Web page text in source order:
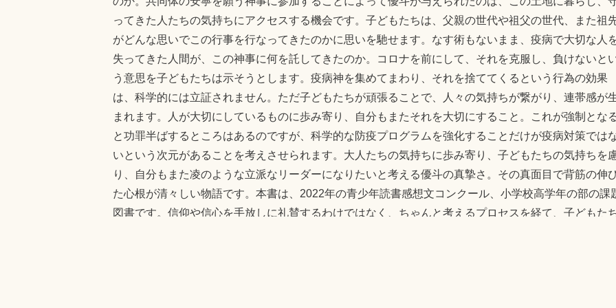
ってきた人たちの気持ちにアクセスする機会です。子どもたちは、父親の世代や祖父の世代、また祖
がどんな思いでこの行事を行なってきたのかに思いを馳せます。なす術もないまま、疫病で大切な人
失ってきた人間が、この神事に何を託してきたのか。コロナを前にして、それを克服し、負けないと
う意思を子どもたちは示そうとします。疫病神を集めてまわり、それを捨ててくるという行為の効果
は、科学的には立証されません。ただ子どもたちが頑張ることで、人々の気持ちが繋がり、連帯感が
まれます。人が大切にしているものに歩み寄り、自分もまたそれを大切にすること。これが強制とな
と功罪半ばするところはあるのですが、科学的な防疫プログラムを強化することだけが疫病対策では
いという次元があることを考えさせられます。大人たちの気持ちに歩み寄り、子どもたちの気持ちを
り、自分もまた凌のような立派なリーダーになりたいと考える優斗の真摯さ。その真面目で背筋の伸
た心根が清々しい物語です。本書は、2022年の青少年読書感想文コンクール、小学校高学年の部の課
図書です。信仰や信心を手放しに礼賛するわけではなく、ちゃんと考えるプロセスを経て、子どもた